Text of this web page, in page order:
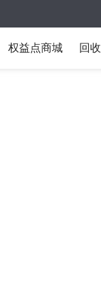
权益点商城 回收